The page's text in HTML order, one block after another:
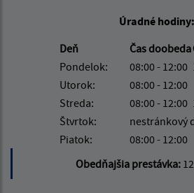
Úradné hodiny:
Deň
Čas doobeda
Pondelok:
08:00 - 12:00
Utorok:
08:00 - 12:00
Streda:
08:00 - 12:00
Štvrtok:
nestránkový
Piatok:
08:00 - 12:00
Obedňajšia prestávka: